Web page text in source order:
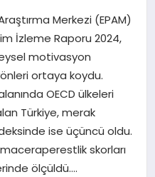
Merkezi (EPAM)
İzleme Raporu 2024,
motivasyon
ortaya koydu.
OECD ülkeleri
Türkiye, merak
ise üçüncü oldu.
skorları
ölçüldü….